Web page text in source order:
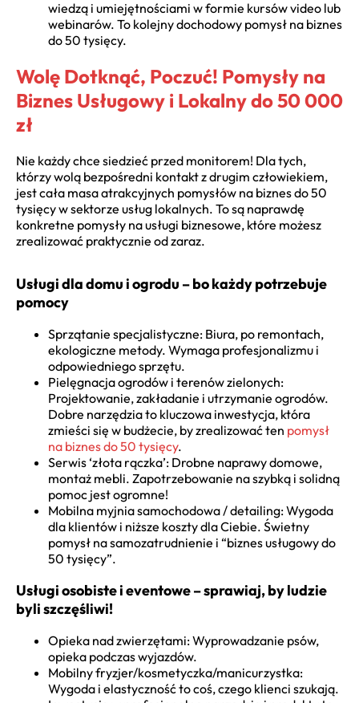
wiedzą i umiejętnościami w formie kursów video lub
webinarów. To kolejny dochodowy pomysł na biznes
do 50 tysięcy.
Wolę Dotknąć, Poczuć! Pomysły na
Biznes Usługowy i Lokalny do 50 000
zł
Nie każdy chce siedzieć przed monitorem! Dla tych,
którzy wolą bezpośredni kontakt z drugim człowiekiem,
jest cała masa atrakcyjnych pomysłów na biznes do 50
tysięcy w sektorze usług lokalnych. To są naprawdę
konkretne pomysły na usługi biznesowe, które możesz
zrealizować praktycznie od zaraz.
Usługi dla domu i ogrodu – bo każdy potrzebuje
pomocy
Sprzątanie specjalistyczne: Biura, po remontach,
ekologiczne metody. Wymaga profesjonalizmu i
odpowiedniego sprzętu.
Pielęgnacja ogrodów i terenów zielonych:
Projektowanie, zakładanie i utrzymanie ogrodów.
Dobre narzędzia to kluczowa inwestycja, która
zmieści się w budżecie, by zrealizować ten pomysł
na biznes do 50 tysięcy.
Serwis ‘złota rączka’: Drobne naprawy domowe,
montaż mebli. Zapotrzebowanie na szybką i solidną
pomoc jest ogromne!
Mobilna myjnia samochodowa / detailing: Wygoda
dla klientów i niższe koszty dla Ciebie. Świetny
pomysł na samozatrudnienie i “biznes usługowy do
50 tysięcy”.
Usługi osobiste i eventowe – sprawiaj, by ludzie
byli szczęśliwi!
Opieka nad zwierzętami: Wyprowadzanie psów,
opieka podczas wyjazdów.
Mobilny fryzjer/kosmetyczka/manicurzystka:
Wygoda i elastyczność to coś, czego klienci szukają.